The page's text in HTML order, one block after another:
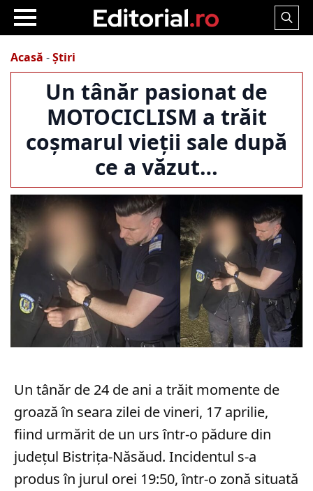
Search
Acasă -Știri
Un tânăr pasionat de
MOTOCICLISM a trăit
coșmarul vieții sale după
ce a văzut…
Un tânăr de 24 de ani a trăit momente de
groază în seara zilei de vineri, 17 aprilie,
fiind urmărit de un urs într-o pădure din
județul Bistrița-Năsăud. Incidentul s-a
produs în jurul orei 19:50, într-o zonă situată